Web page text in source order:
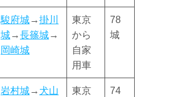
駿府城→掛川
城→長篠城→
岡崎城
東京
から
自家
用車
78
城
岩村城→ 犬山
東京
74